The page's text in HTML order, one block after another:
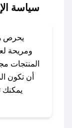
للحصول
سياسة
يحرص
ومريحة
أن تكون
يمكنك